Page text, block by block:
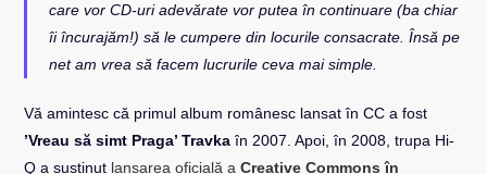
care vor CD-uri adevărate vor putea în continuare (ba chiar
îi încurajăm!) să le cumpere din locurile consacrate. Însă pe
net am vrea să facem lucrurile ceva mai simple.
Vă amintesc că primul album românesc lansat în CC a fost
’Vreau să simt Praga’ Travkaîn 2007. Apoi, în 2008, trupa Hi-
Q a susținut lansarea oficială aCreative Commons în